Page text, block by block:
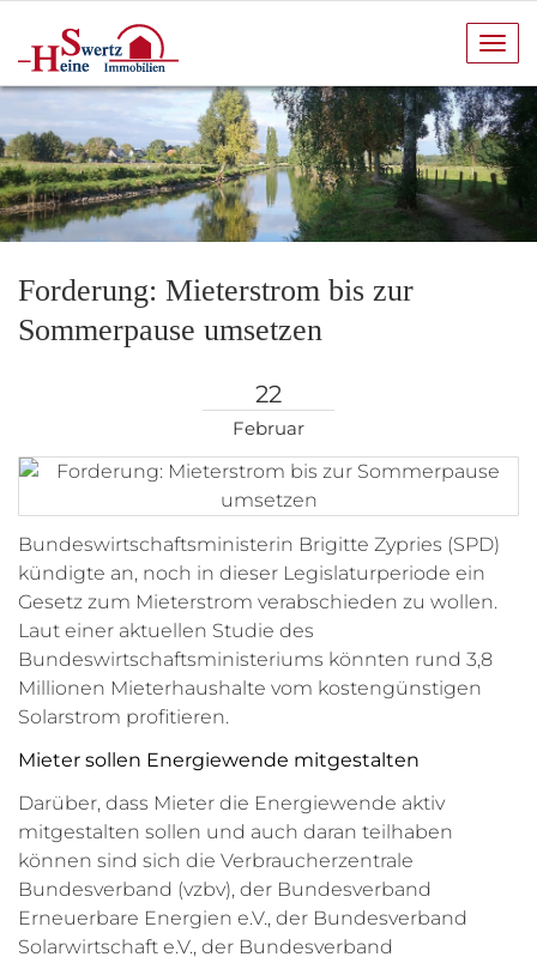
Forderung: Mieterstrom bis zur
Sommerpause umsetzen
22
Februar
Bundeswirtschaftsministerin Brigitte Zypries (SPD)
kündigte an, noch in dieser Legislaturperiode ein
Gesetz zum Mieterstrom verabschieden zu wollen.
Laut einer aktuellen Studie des
Bundeswirtschaftsministeriums könnten rund 3,8
Millionen Mieterhaushalte vom kostengünstigen
Solarstrom profitieren.
Mieter sollen Energiewende mitgestalten
Darüber, dass Mieter die Energiewende aktiv
mitgestalten sollen und auch daran teilhaben
können sind sich die Verbraucherzentrale
Bundesverband (vzbv), der Bundesverband
Erneuerbare Energien e.V., der Bundesverband
Solarwirtschaft e.V., der Bundesverband